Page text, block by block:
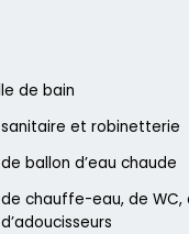
de bain
et robinetterie
ballon d’eau chaude
chauffe-eau, de WC,